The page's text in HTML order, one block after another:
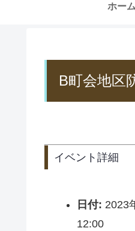
ホーム
B町会地区
イベント詳細
日付: 2023
12:00